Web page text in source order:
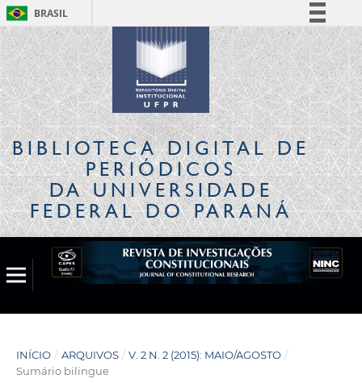
BRASIL
Simplifique!
Comunica BR
Participe
Acesso à informação
Legislação
Canais
BIBLIOTECA DIGITALDE
PERIÓDICOS
DA UNIVERSIDADE
FEDERAL DO PARANÁ
INÍCIO / ARQUIVOS / V. 2 N. 2 (2015): MAIO/AGOSTO /
Sumário bilingue